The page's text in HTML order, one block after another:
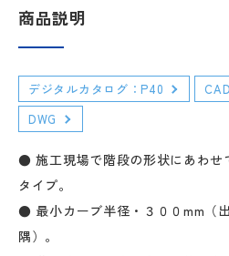
商品説明
デジタルカタログ：P40
DWG
● 施工現場で階段の形状にあわせ
タイプ。
● 最小カーブ半径・３００mm（
隅）。